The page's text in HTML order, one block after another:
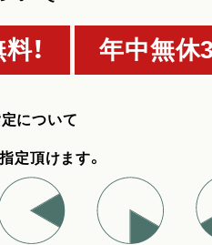
！ 年中無休
について
定頂けます。